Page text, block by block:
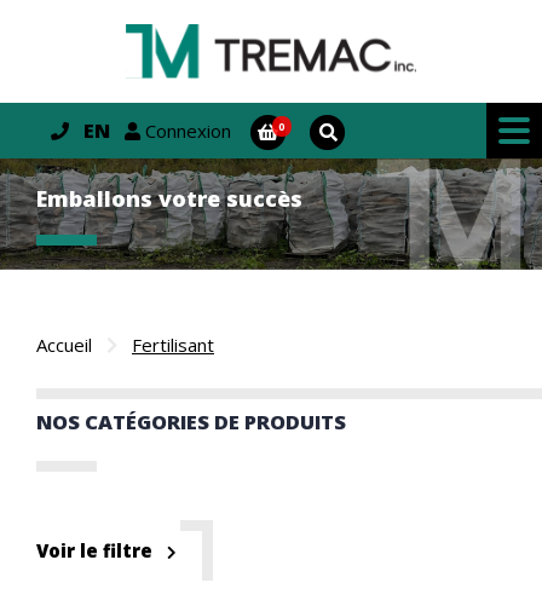
EN Connexion
Emballons votre succès
Accueil Fertilisant
NOS CATÉGORIES DE PRODUITS
Voir le filtre